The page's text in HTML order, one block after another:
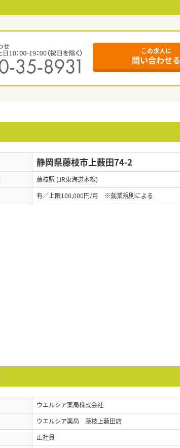
この求人に
問い合わせる
静岡県藤枝市上薮田74-2
藤枝駅 (JR東海道本線)
有／上限100,000円/月 ※就業規則による
ウエルシア薬局株式会社
ウエルシア薬局 藤枝上薮田店
正社員